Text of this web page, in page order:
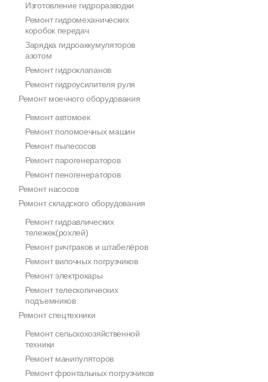
Изготовление гидроразводки
Ремонт гидромеханических
коробок передач
Зарядка гидроаккумуляторов
азотом
Ремонт гидроклапанов
Ремонт гидроусилителя руля
Ремонт моечного оборудования
Ремонт автомоек
Ремонт поломоечных машин
Ремонт пылесосов
Ремонт парогенераторов
Ремонт пеногенераторов
Ремонт насосов
Ремонт складского оборудования
Ремонт гидравлических
тележек(рохлей)
Ремонт ричтраков и штабелёров
Ремонт вилочных погрузчиков
Ремонт электрокары
Ремонт телескопических
подъемников
Ремонт спецтехники
Ремонт сельскохозяйственной
техники
Ремонт манипуляторов
Ремонт фронтальных погрузчиков